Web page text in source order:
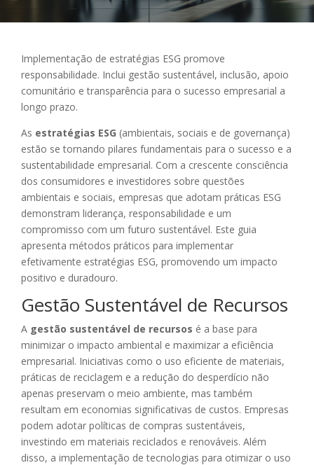
Implementação de estratégias ESG promove
responsabilidade. Inclui gestão sustentável, inclusão, apoio
comunitário e transparência para o sucesso empresarial a
longo prazo.
As estratégias ESG (ambientais, sociais e de governança)
estão se tornando pilares fundamentais para o sucesso e a
sustentabilidade empresarial. Com a crescente consciência
dos consumidores e investidores sobre questões
ambientais e sociais, empresas que adotam práticas ESG
demonstram liderança, responsabilidade e um
compromisso com um futuro sustentável. Este guia
apresenta métodos práticos para implementar
efetivamente estratégias ESG, promovendo um impacto
positivo e duradouro.
Gestão Sustentável de Recursos
A gestão sustentável de recursos é a base para
minimizar o impacto ambiental e maximizar a eficiência
empresarial. Iniciativas como o uso eficiente de materiais,
práticas de reciclagem e a redução do desperdício não
apenas preservam o meio ambiente, mas também
resultam em economias significativas de custos. Empresas
podem adotar políticas de compras sustentáveis,
investindo em materiais reciclados e renováveis. Além
disso, a implementação de tecnologias para otimizar o uso